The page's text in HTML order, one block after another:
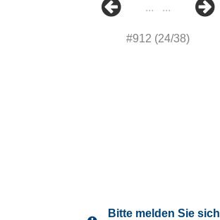
#912 (24/38)
... ...
Bitte melden Sie sich